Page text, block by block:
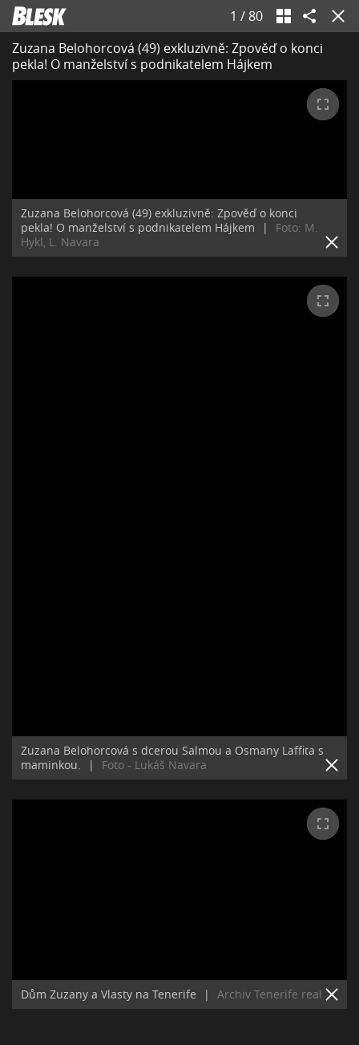
1 / 80
Zuzana Belohorcová (49) exkluzivně: Zpověď o konci
pekla! O manželství s podnikatelem Hájkem
Zuzana Belohorcová (49) exkluzivně: Zpověď o konci
pekla! O manželství s podnikatelem Hájkem
|
Foto: M.
Hykl, L. Navara
Zuzana Belohorcová s dcerou Salmou a Osmany Laffita s
maminkou.
| Foto - Lukáš Navara
Dům Zuzany a Vlasty na Tenerife | Archiv Tenerife real